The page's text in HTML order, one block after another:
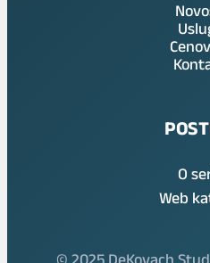
O
Web
© 2025 DeKovach